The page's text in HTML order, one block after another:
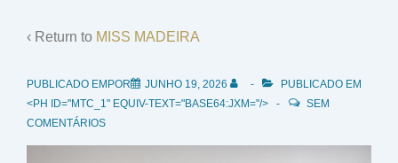
‹ Return to MISS MADEIRA
PUBLICADO EMPOR JUNHO 19, 2026
PUBLICADO EM
<PH ID="MTC_1" EQUIV-TEXT="BASE64:JXM="/>
SEM
COMENTÁRIOS